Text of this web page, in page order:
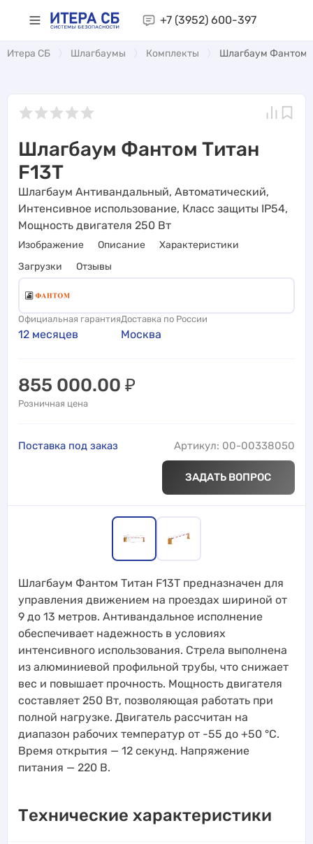
+7 (3952) 600-397
Итера СБ Шлагбаумы Комплекты Шлагбаум Фантом
Шлагбаум Фантом Титан
F13T
Шлагбаум Антивандальный, Автоматический,
Интенсивное использование, Класс защиты IP54,
Мощность двигателя 250 Вт
Изображение Описание
Характеристики
Загрузки
Отзывы
Официальная гарантия
12 месяцев
Доставка по России
Москва
855 000.00 ₽
Розничная цена
Поставка под заказ Артикул: 00-00338050
ЗАДАТЬ ВОПРОС
Шлагбаум Фантом Титан F13T предназначен для
управления движением на проездах шириной от
9 до 13 метров. Антивандальное исполнение
обеспечивает надежность в условиях
интенсивного использования. Стрела выполнена
из алюминиевой профильной трубы, что снижает
вес и повышает прочность. Мощность двигателя
составляет 250 Вт, позволяющая работать при
полной нагрузке. Двигатель рассчитан на
диапазон рабочих температур от -55 до +50 °C.
Время открытия — 12 секунд. Напряжение
питания — 220 В.
Технические характеристики